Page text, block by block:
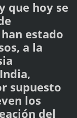
que hoy se
estado
a la
supuesto
los
del